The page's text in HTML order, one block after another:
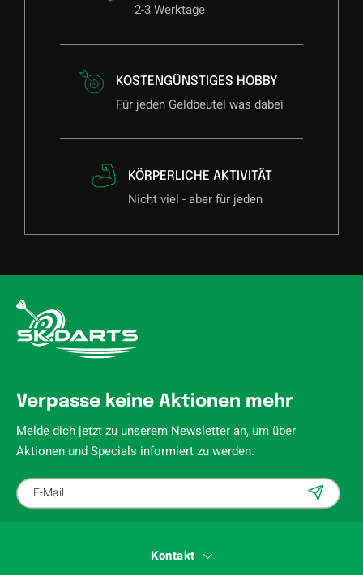
2-3 Werktage
KOSTENGÜNSTIGES HOBBY
Für jeden Geldbeutel was dabei
KÖRPERLICHE AKTIVITÄT
Nicht viel - aber für jeden
Verpasse keine Aktionen mehr
Melde dich jetzt zu unserem Newsletter an, um über
Aktionen und Specials informiert zu werden.
Kontakt